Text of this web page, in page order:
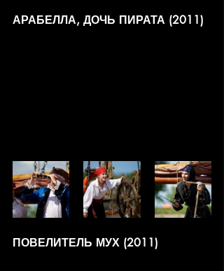
АРАБЕЛЛА, ДОЧЬ ПИРАТА (2011)
ПОВЕЛИТЕЛЬ МУХ (2011)